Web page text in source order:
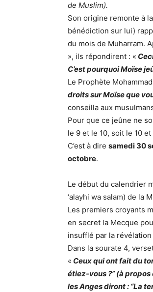
de Muslim).
Son origine remonte à
bénédiction sur lui)
du mois de Muharram.
», ils répondirent : «
C’est pourquoi Moïse
Le Prophète
droits sur Moïse que
conseilla aux
Pour que ce jeûne ne
le 9 et le 10, soit le 10
C’est à dire samedi 30
octobre.
Le début du calendrier
‘alayhi wa salam) de la
Les premiers croyants
en secret la Mecque
insufflé par la
Dans la sourate 4,
« Ceux qui ont fait du
étiez-vous ?” (à
les Anges diront : “La